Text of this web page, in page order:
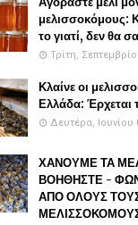
μελισσοκόμους:
το γιατί, δεν θα
Τρίτη,
Κλαίνε οι
Ελλάδα: Έρχεται
Δευτέρα, Ιουνίου
ΧΑΝΟΥΜΕ ΤΑ
ΒΟΗΘΗΣΤΕ -
ΑΠΟ ΟΛΟΥΣ